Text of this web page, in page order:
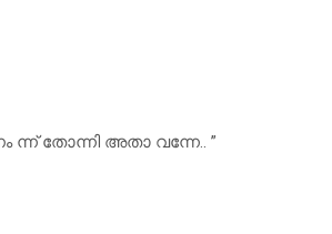
തോന്നി അതാ വന്നേ.. ”